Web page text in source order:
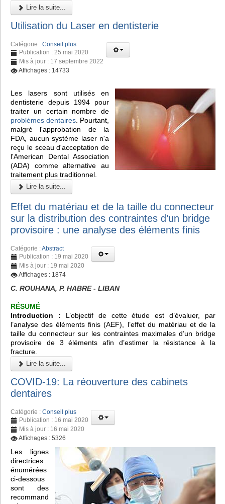
Lire la suite...
Utilisation du Laser en dentisterie
Catégorie : Conseil plus
Publication : 25 mai 2020
Mis à jour : 17 septembre 2022
Affichages : 14733
Les lasers sont utilisés en
dentisterie depuis 1994 pour
traiter un certain nombre de
problèmes dentaires . Pourtant,
malgré l'approbation de la
FDA, aucun système laser n'a
reçu le sceau d'acceptation de
l'American Dental Association
(ADA) comme alternative au
traitement plus traditionnel.
Lire la suite...
Effet du matériau et de la taille du connecteur
sur la distribution des contraintes d’un bridge
provisoire : une analyse des éléments finis
Catégorie :Abstract
Publication : 19 mai 2020
Mis à jour : 19 mai 2020
Affichages : 1874
C. ROUHANA, P. HABRE - LIBAN
RÉSUMÉ
Introduction : L’objectif de cette étude est d’évaluer, par
l’analyse des éléments finis (AEF), l’effet du matériau et de la
taille du connecteur sur les contraintes maximales d’un bridge
provisoire de 3 éléments afin d’estimer la résistance à la
fracture.
Lire la suite...
COVID-19: La réouverture des cabinets
dentaires
Catégorie : Conseil plus
Publication : 16 mai 2020
Mis à jour : 16 mai 2020
Affichages : 5326
Les lignes
directrices
énumérées
ci-dessous
sont des
recommand